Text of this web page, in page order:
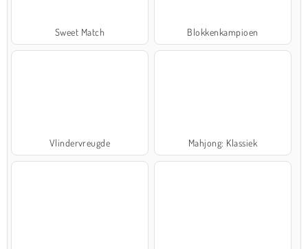
Sweet Match Blokkenkampioen
Vlindervreugde Mahjong: Klassiek